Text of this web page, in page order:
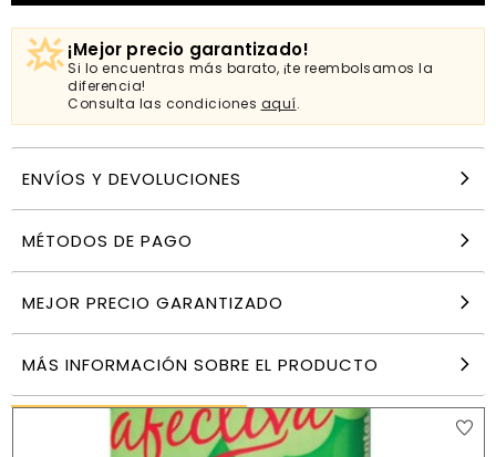
¡Mejor precio garantizado!
Si lo encuentras más barato, ¡te reembolsamos la
diferencia!
Consulta las condiciones aquí.
ENVÍOS Y DEVOLUCIONES
MÉTODOS DE PAGO
MEJOR PRECIO GARANTIZADO
MÁS INFORMACIÓN SOBRE EL PRODUCTO
4,00€
AÑADIR
PRODUCTOS SIMILARES